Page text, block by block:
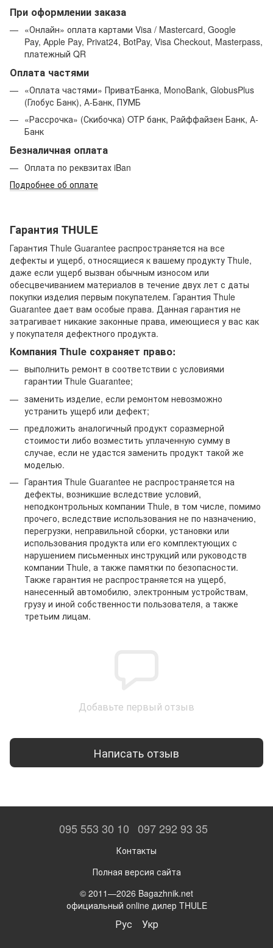
При оформлении заказа
«Онлайн» оплата картами Visa / Mastercard, Google
Pay, Apple Pay, Privat24, BotPay, Visa Checkout, Masterpass,
платежный QR
Оплата частями
«Оплата частями» ПриватБанка, MonoBank, GlobusPlus
(Глобус Банк), А-Банк, ПУМБ
«Рассрочка» (Скибочка) OTP банк, Райффайзен Банк, А-
Банк
Безналичная оплата
Оплата по реквзитах iBan
Подробнее об оплате
Гарантия THULE
Гарантия Thule Guarantee распространяется на все
дефекты и ущерб, относящиеся к вашему продукту Thule,
даже если ущерб вызван обычным износом или
обесцвечиванием материалов в течение двух лет с даты
покупки изделия первым покупателем. Гарантия Thule
Guarantee дает вам особые права. Данная гарантия не
затрагивает никакие законные права, имеющиеся у вас как
у покупателя дефектного продукта.
Компания Thule сохраняет право:
выполнить ремонт в соответствии с условиями
гарантии Thule Guarantee;
заменить изделие, если ремонтом невозможно
устранить ущерб или дефект;
предложить аналогичный продукт соразмерной
стоимости либо возместить уплаченную сумму в
случае, если не удастся заменить продукт такой же
моделью.
Гарантия Thule Guarantee не распространяется на
дефекты, возникшие вследствие условий,
неподконтрольных компании Thule, в том числе, помимо
прочего, вследствие использования не по назначению,
перегрузки, неправильной сборки, установки или
использования продукта или его комплектующих с
нарушением письменных инструкций или руководств
компании Thule, а также памятки по безопасности.
Также гарантия не распространяется на ущерб,
нанесенный автомобилю, электронным устройствам,
грузу и иной собственности пользователя, а также
третьим лицам.
Добавьте первый отзыв
Написать отзыв
095 553 30 10 097 292 93 35
Контакты
Полная версия сайта
© 2011—2026 Bagazhnik.net
официальный online дилер THULE
Рус Укр